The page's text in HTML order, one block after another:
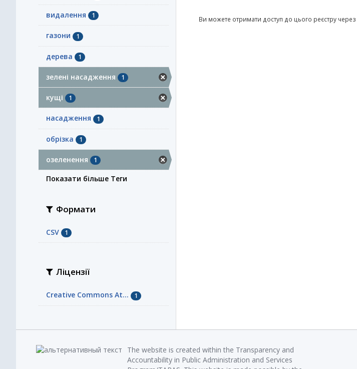
видалення 1
газони 1
дерева 1
зелені насадження 1
кущі 1
насадження 1
обрізка 1
озеленення 1
Показати більше Теги
Формати
CSV 1
Ліцензії
Creative Commons At... 1
Ви можете отримати доступ до цього реєстру через
The website is created within the Transparency and
Accountability in Public Administration and Services